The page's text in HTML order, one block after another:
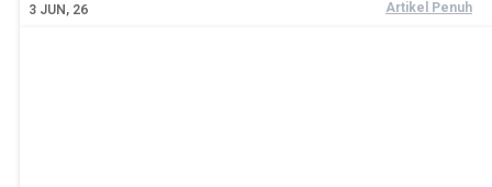
3 JUN, 26 Artikel Penuh